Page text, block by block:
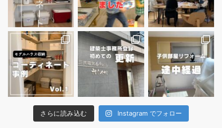
さらに読み込む Instagram でフォロー